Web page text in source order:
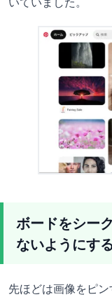
ボードをシー
ないようにす
先ほどは画像をピ